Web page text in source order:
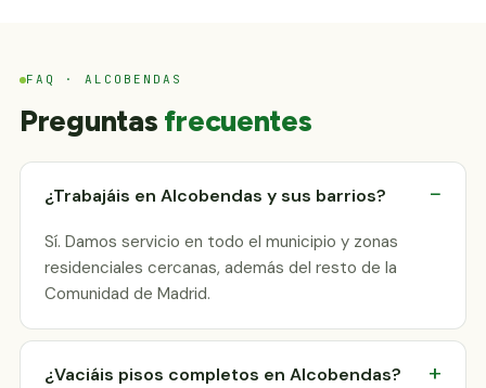
FAQ · ALCOBENDAS
Preguntas frecuentes
¿Trabajáis en Alcobendas y sus barrios?
Sí. Damos servicio en todo el municipio y zonas
residenciales cercanas, además del resto de la
Comunidad de Madrid.
¿Vaciáis pisos completos en Alcobendas?